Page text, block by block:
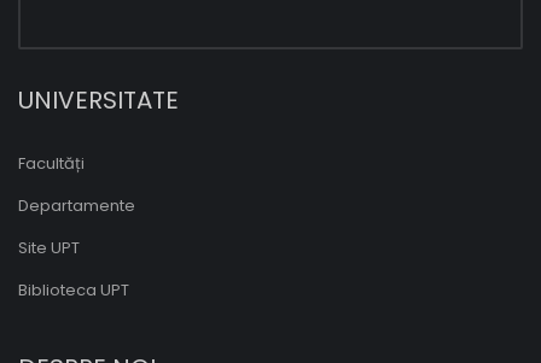
UNIVERSITATE
Facultăți
Departamente
Site UPT
Biblioteca UPT